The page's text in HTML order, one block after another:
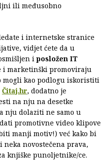
ili međusobno
i internetske stranice
vidjet ćete da u
i posložen IT
i marketinški promoviraju
kao podlogu iskoristiti
Čitaj.hr, dodatno je
na nju na desetke
nju dolaziti ne samo u
promotivne video klipove
manji motiv!) već kako bi
novostečena prava,
knjiške punoljetnike/ce.